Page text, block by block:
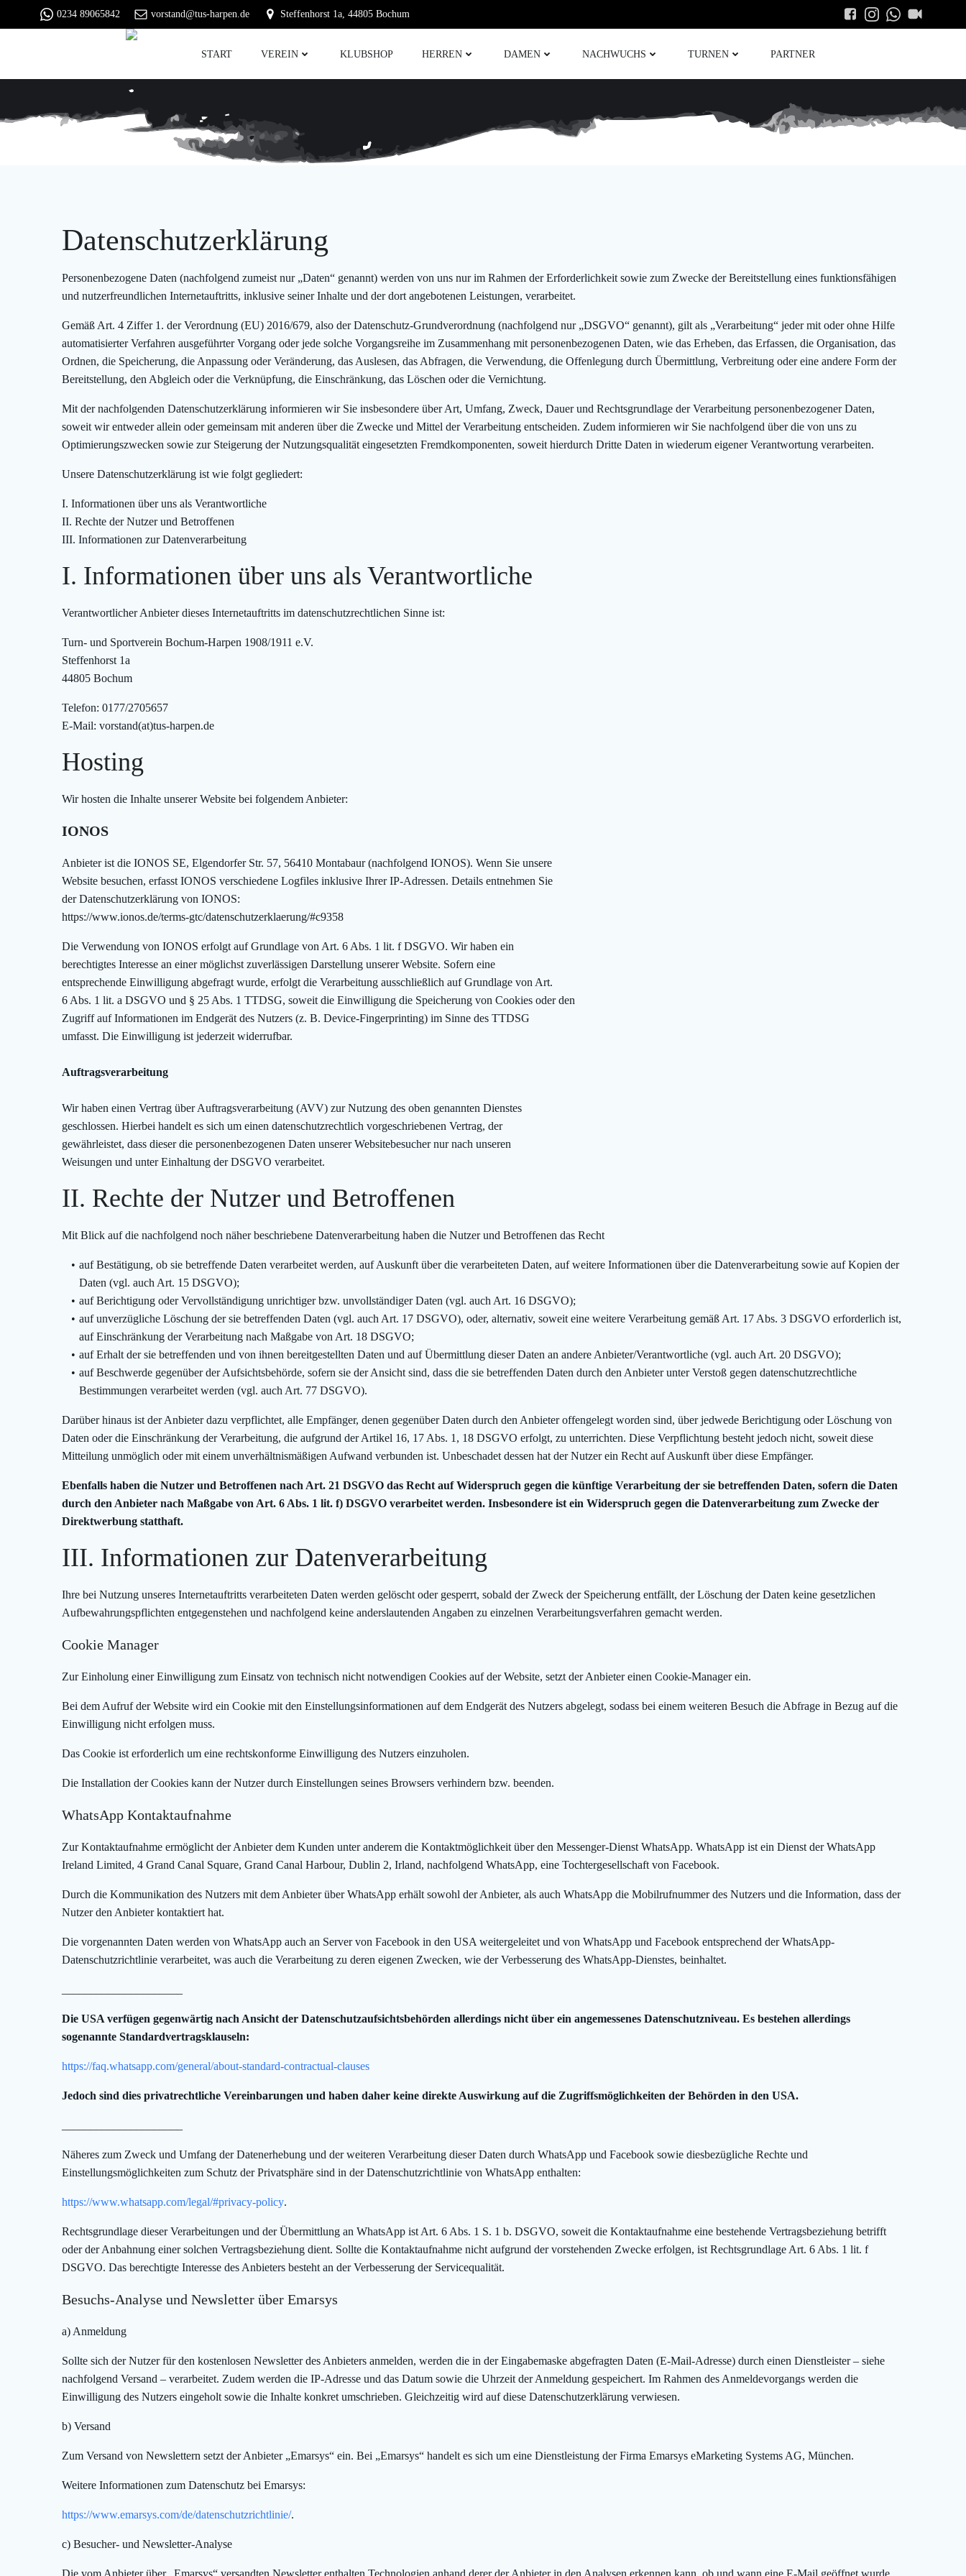
0234 89065842 vorstand@tus-harpen.de Steffenhorst 1a, 44805 Bochum
START VEREIN KLUBSHOP HERREN DAMEN NACHWUCHS TURNEN PARTNER
Datenschutzerklärung
Personenbezogene Daten (nachfolgend zumeist nur „Daten“ genannt) werden von uns nur im Rahmen der Erforderlichkeit sowie zum Zwecke der Bereitstellung eines funktionsfähigen
und nutzerfreundlichen Internetauftritts, inklusive seiner Inhalte und der dort angebotenen Leistungen, verarbeitet.
Gemäß Art. 4 Ziffer 1. der Verordnung (EU) 2016/679, also der Datenschutz-Grundverordnung (nachfolgend nur „DSGVO“ genannt), gilt als „Verarbeitung“ jeder mit oder ohne Hilfe
automatisierter Verfahren ausgeführter Vorgang oder jede solche Vorgangsreihe im Zusammenhang mit personenbezogenen Daten, wie das Erheben, das Erfassen, die Organisation, das
Ordnen, die Speicherung, die Anpassung oder Veränderung, das Auslesen, das Abfragen, die Verwendung, die Offenlegung durch Übermittlung, Verbreitung oder eine andere Form der
Bereitstellung, den Abgleich oder die Verknüpfung, die Einschränkung, das Löschen oder die Vernichtung.
Mit der nachfolgenden Datenschutzerklärung informieren wir Sie insbesondere über Art, Umfang, Zweck, Dauer und Rechtsgrundlage der Verarbeitung personenbezogener Daten,
soweit wir entweder allein oder gemeinsam mit anderen über die Zwecke und Mittel der Verarbeitung entscheiden. Zudem informieren wir Sie nachfolgend über die von uns zu
Optimierungszwecken sowie zur Steigerung der Nutzungsqualität eingesetzten Fremdkomponenten, soweit hierdurch Dritte Daten in wiederum eigener Verantwortung verarbeiten.
Unsere Datenschutzerklärung ist wie folgt gegliedert:
I. Informationen über uns als Verantwortliche
II. Rechte der Nutzer und Betroffenen
III. Informationen zur Datenverarbeitung
I. Informationen über uns als Verantwortliche
Verantwortlicher Anbieter dieses Internetauftritts im datenschutzrechtlichen Sinne ist:
Turn- und Sportverein Bochum-Harpen 1908/1911 e.V.
Steffenhorst 1a
44805 Bochum
Telefon: 0177/2705657
E-Mail: vorstand(at)tus-harpen.de
Hosting
Wir hosten die Inhalte unserer Website bei folgendem Anbieter:
IONOS
Anbieter ist die IONOS SE, Elgendorfer Str. 57, 56410 Montabaur (nachfolgend IONOS). Wenn Sie unsere
Website besuchen, erfasst IONOS verschiedene Logfiles inklusive Ihrer IP-Adressen. Details entnehmen Sie
der Datenschutzerklärung von IONOS:
https://www.ionos.de/terms-gtc/datenschutzerklaerung/#c9358
Die Verwendung von IONOS erfolgt auf Grundlage von Art. 6 Abs. 1 lit. f DSGVO. Wir haben ein
berechtigtes Interesse an einer möglichst zuverlässigen Darstellung unserer Website. Sofern eine
entsprechende Einwilligung abgefragt wurde, erfolgt die Verarbeitung ausschließlich auf Grundlage von Art.
6 Abs. 1 lit. a DSGVO und § 25 Abs. 1 TTDSG, soweit die Einwilligung die Speicherung von Cookies oder den
Zugriff auf Informationen im Endgerät des Nutzers (z. B. Device-Fingerprinting) im Sinne des TTDSG
umfasst. Die Einwilligung ist jederzeit widerrufbar.
Auftragsverarbeitung
Wir haben einen Vertrag über Auftragsverarbeitung (AVV) zur Nutzung des oben genannten Dienstes
geschlossen. Hierbei handelt es sich um einen datenschutzrechtlich vorgeschriebenen Vertrag, der
gewährleistet, dass dieser die personenbezogenen Daten unserer Websitebesucher nur nach unseren
Weisungen und unter Einhaltung der DSGVO verarbeitet.
II. Rechte der Nutzer und Betroffenen
Mit Blick auf die nachfolgend noch näher beschriebene Datenverarbeitung haben die Nutzer und Betroffenen das Recht
auf Bestätigung, ob sie betreffende Daten verarbeitet werden, auf Auskunft über die verarbeiteten Daten, auf weitere Informationen über die Datenverarbeitung sowie auf Kopien der
Daten (vgl. auch Art. 15 DSGVO);
auf Berichtigung oder Vervollständigung unrichtiger bzw. unvollständiger Daten (vgl. auch Art. 16 DSGVO);
auf unverzügliche Löschung der sie betreffenden Daten (vgl. auch Art. 17 DSGVO), oder, alternativ, soweit eine weitere Verarbeitung gemäß Art. 17 Abs. 3 DSGVO erforderlich ist,
auf Einschränkung der Verarbeitung nach Maßgabe von Art. 18 DSGVO;
auf Erhalt der sie betreffenden und von ihnen bereitgestellten Daten und auf Übermittlung dieser Daten an andere Anbieter/Verantwortliche (vgl. auch Art. 20 DSGVO);
auf Beschwerde gegenüber der Aufsichtsbehörde, sofern sie der Ansicht sind, dass die sie betreffenden Daten durch den Anbieter unter Verstoß gegen datenschutzrechtliche
Bestimmungen verarbeitet werden (vgl. auch Art. 77 DSGVO).
Darüber hinaus ist der Anbieter dazu verpflichtet, alle Empfänger, denen gegenüber Daten durch den Anbieter offengelegt worden sind, über jedwede Berichtigung oder Löschung von
Daten oder die Einschränkung der Verarbeitung, die aufgrund der Artikel 16, 17 Abs. 1, 18 DSGVO erfolgt, zu unterrichten. Diese Verpflichtung besteht jedoch nicht, soweit diese
Mitteilung unmöglich oder mit einem unverhältnismäßigen Aufwand verbunden ist. Unbeschadet dessen hat der Nutzer ein Recht auf Auskunft über diese Empfänger.
Ebenfalls haben die Nutzer und Betroffenen nach Art. 21 DSGVO das Recht auf Widerspruch gegen die künftige Verarbeitung der sie betreffenden Daten, sofern die Daten
durch den Anbieter nach Maßgabe von Art. 6 Abs. 1 lit. f) DSGVO verarbeitet werden. Insbesondere ist ein Widerspruch gegen die Datenverarbeitung zum Zwecke der
Direktwerbung statthaft.
III. Informationen zur Datenverarbeitung
Ihre bei Nutzung unseres Internetauftritts verarbeiteten Daten werden gelöscht oder gesperrt, sobald der Zweck der Speicherung entfällt, der Löschung der Daten keine gesetzlichen
Aufbewahrungspflichten entgegenstehen und nachfolgend keine anderslautenden Angaben zu einzelnen Verarbeitungsverfahren gemacht werden.
Cookie Manager
Zur Einholung einer Einwilligung zum Einsatz von technisch nicht notwendigen Cookies auf der Website, setzt der Anbieter einen Cookie-Manager ein.
Bei dem Aufruf der Website wird ein Cookie mit den Einstellungsinformationen auf dem Endgerät des Nutzers abgelegt, sodass bei einem weiteren Besuch die Abfrage in Bezug auf die
Einwilligung nicht erfolgen muss.
Das Cookie ist erforderlich um eine rechtskonforme Einwilligung des Nutzers einzuholen.
Die Installation der Cookies kann der Nutzer durch Einstellungen seines Browsers verhindern bzw. beenden.
WhatsApp Kontaktaufnahme
Zur Kontaktaufnahme ermöglicht der Anbieter dem Kunden unter anderem die Kontaktmöglichkeit über den Messenger-Dienst WhatsApp. WhatsApp ist ein Dienst der WhatsApp
Ireland Limited, 4 Grand Canal Square, Grand Canal Harbour, Dublin 2, Irland, nachfolgend WhatsApp, eine Tochtergesellschaft von Facebook.
Durch die Kommunikation des Nutzers mit dem Anbieter über WhatsApp erhält sowohl der Anbieter, als auch WhatsApp die Mobilrufnummer des Nutzers und die Information, dass der
Nutzer den Anbieter kontaktiert hat.
Die vorgenannten Daten werden von WhatsApp auch an Server von Facebook in den USA weitergeleitet und von WhatsApp und Facebook entsprechend der WhatsApp-
Datenschutzrichtlinie verarbeitet, was auch die Verarbeitung zu deren eigenen Zwecken, wie der Verbesserung des WhatsApp-Dienstes, beinhaltet.
Die USA verfügen gegenwärtig nach Ansicht der Datenschutzaufsichtsbehörden allerdings nicht über ein angemessenes Datenschutzniveau. Es bestehen allerdings
sogenannte Standardvertragsklauseln:
https://faq.whatsapp.com/general/about-standard-contractual-clauses
Jedoch sind dies privatrechtliche Vereinbarungen und haben daher keine direkte Auswirkung auf die Zugriffsmöglichkeiten der Behörden in den USA.
Näheres zum Zweck und Umfang der Datenerhebung und der weiteren Verarbeitung dieser Daten durch WhatsApp und Facebook sowie diesbezügliche Rechte und
Einstellungsmöglichkeiten zum Schutz der Privatsphäre sind in der Datenschutzrichtlinie von WhatsApp enthalten:
https://www.whatsapp.com/legal/#privacy-policy.
Rechtsgrundlage dieser Verarbeitungen und der Übermittlung an WhatsApp ist Art. 6 Abs. 1 S. 1 b. DSGVO, soweit die Kontaktaufnahme eine bestehende Vertragsbeziehung betrifft
oder der Anbahnung einer solchen Vertragsbeziehung dient. Sollte die Kontaktaufnahme nicht aufgrund der vorstehenden Zwecke erfolgen, ist Rechtsgrundlage Art. 6 Abs. 1 lit. f
DSGVO. Das berechtigte Interesse des Anbieters besteht an der Verbesserung der Servicequalität.
Besuchs-Analyse und Newsletter über Emarsys
a) Anmeldung
Sollte sich der Nutzer für den kostenlosen Newsletter des Anbieters anmelden, werden die in der Eingabemaske abgefragten Daten (E-Mail-Adresse) durch einen Dienstleister – siehe
nachfolgend Versand – verarbeitet. Zudem werden die IP-Adresse und das Datum sowie die Uhrzeit der Anmeldung gespeichert. Im Rahmen des Anmeldevorgangs werden die
Einwilligung des Nutzers eingeholt sowie die Inhalte konkret umschrieben. Gleichzeitig wird auf diese Datenschutzerklärung verwiesen.
b) Versand
Zum Versand von Newslettern setzt der Anbieter „Emarsys“ ein. Bei „Emarsys“ handelt es sich um eine Dienstleistung der Firma Emarsys eMarketing Systems AG, München.
Weitere Informationen zum Datenschutz bei Emarsys:
https://www.emarsys.com/de/datenschutzrichtlinie/.
c) Besucher- und Newsletter-Analyse
Die vom Anbieter über „Emarsys“ versandten Newsletter enthalten Technologien anhand derer der Anbieter in den Analysen erkennen kann, ob und wann eine E-Mail geöffnet wurde